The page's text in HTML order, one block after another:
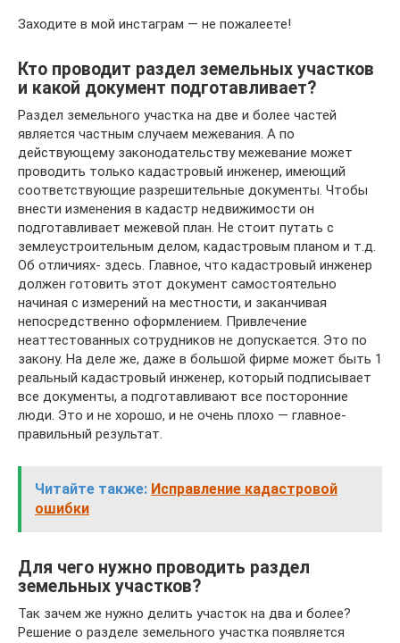
Заходите в мой инстаграм — не пожалеете!
Кто проводит раздел земельных участков
и какой документ подготавливает?
Раздел земельного участка на две и более частей
является частным случаем межевания. А по
действующему законодательству межевание может
проводить только кадастровый инженер, имеющий
соответствующие разрешительные документы. Чтобы
внести изменения в кадастр недвижимости он
подготавливает межевой план. Не стоит путать с
землеустроительным делом, кадастровым планом и т.д.
Об отличиях- здесь. Главное, что кадастровый инженер
должен готовить этот документ самостоятельно
начиная с измерений на местности, и заканчивая
непосредственно оформлением. Привлечение
неаттестованных сотрудников не допускается. Это по
закону. На деле же, даже в большой фирме может быть 1
реальный кадастровый инженер, который подписывает
все документы, а подготавливают все посторонние
люди. Это и не хорошо, и не очень плохо — главное-
правильный результат.
Читайте также: Исправление кадастровой
ошибки
Для чего нужно проводить раздел
земельных участков?
Так зачем же нужно делить участок на два и более?
Решение о разделе земельного участка появляется